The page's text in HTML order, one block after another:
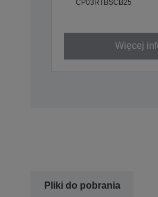
CP03RTBSCB25
Więcej
Pliki do pobrania